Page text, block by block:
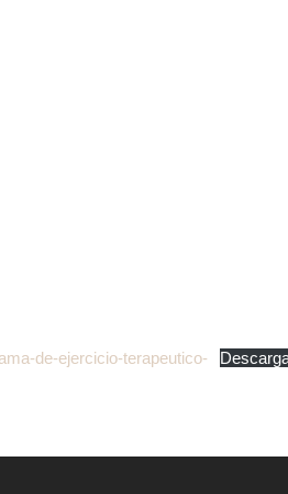
de-ejercicio-terapeutico-